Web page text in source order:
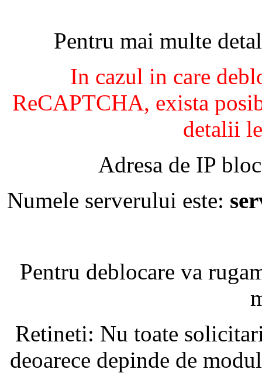
Pentru mai multe
In cazul in care
ReCAPTCHA, exista
detalii
Adresa de IP
Numele serverului este:
Pentru deblocare va
Retineti: Nu toate
deoarece depinde de